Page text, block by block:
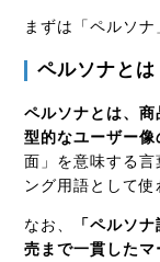
まずは「ペルソ
ペルソナとは
ペルソナとは、
型的なユーザー像
面」を意味する
ング用語として使
なお、
「ペルソ
売まで一貫した